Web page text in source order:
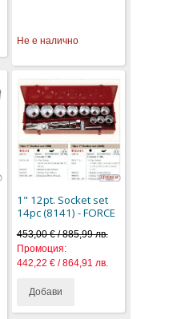
Не е налично
1" 12pt. Socket set
14pc (8141) - FORCE
453,00 € / 885,99 лв.
Промоция:
442,22 € / 864,91 лв.
Добави